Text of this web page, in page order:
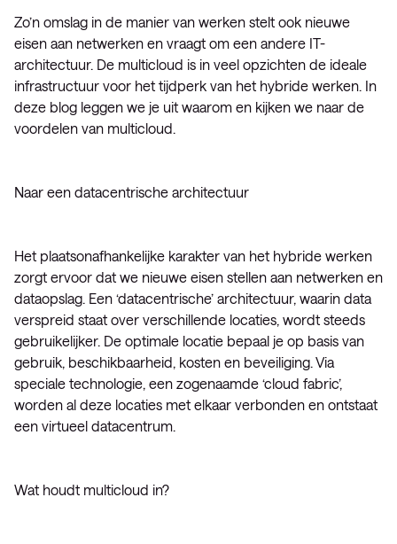
Zo’n omslag in de manier van werken stelt ook nieuwe
eisen aan netwerken en vraagt om een andere IT-
architectuur. De multicloud is in veel opzichten de ideale
infrastructuur voor het tijdperk van het hybride werken. In
deze blog leggen we je uit waarom en kijken we naar de
voordelen van multicloud.
Naar een datacentrische architectuur
Het plaatsonafhankelijke karakter van het hybride werken
zorgt ervoor dat we nieuwe eisen stellen aan netwerken en
dataopslag. Een ‘datacentrische’ architectuur, waarin data
verspreid staat over verschillende locaties, wordt steeds
gebruikelijker. De optimale locatie bepaal je op basis van
gebruik, beschikbaarheid, kosten en beveiliging. Via
speciale technologie, een zogenaamde ‘cloud fabric’,
worden al deze locaties met elkaar verbonden en ontstaat
een virtueel datacentrum.
Wat houdt multicloud in?